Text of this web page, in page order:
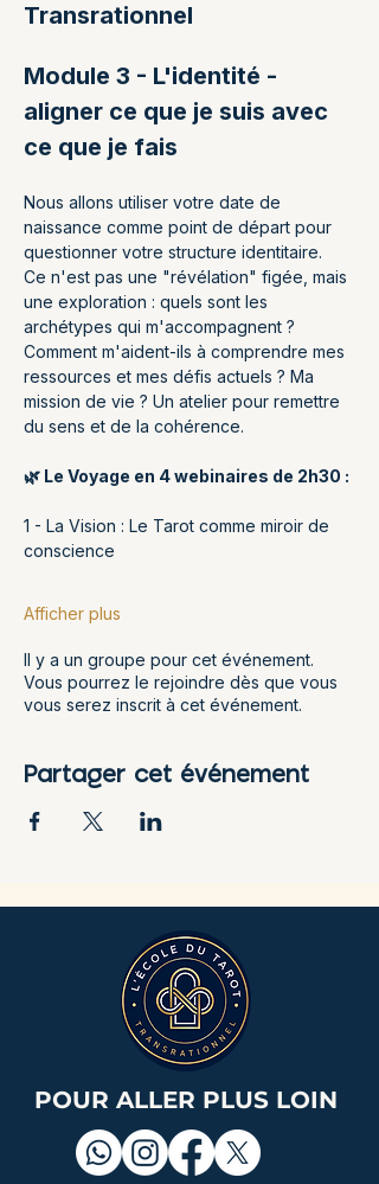
Transrationnel
Module 3 - L'identité -
aligner ce que je suis avec
ce que je fais
Nous allons utiliser votre date de
naissance comme point de départ pour
questionner votre structure identitaire.
Ce n'est pas une "révélation" figée, mais
une exploration : quels sont les
archétypes qui m'accompagnent ?
Comment m'aident-ils à comprendre mes
ressources et mes défis actuels ? Ma
mission de vie ? Un atelier pour remettre
du sens et de la cohérence.
🌿 Le Voyage en 4 webinaires de 2h30 :
1 - La Vision : Le Tarot comme miroir de
conscience
Afficher plus
Il y a un groupe pour cet événement.
Vous pourrez le rejoindre dès que vous
vous serez inscrit à cet événement.
Partager cet événement
POUR ALLER PLUS LOIN